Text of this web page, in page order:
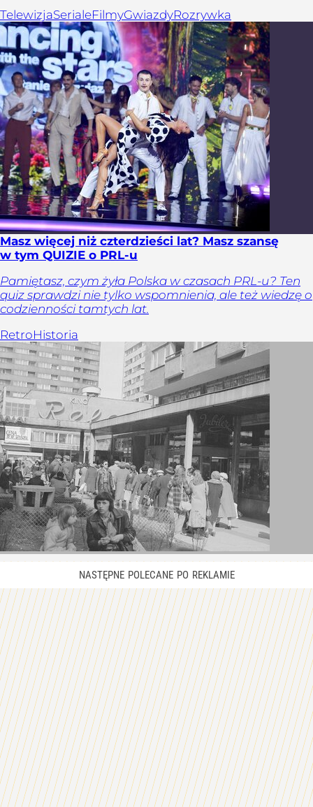
TelewizjaSerialeFilmyGwiazdyRozrywka
Masz więcej niż czterdzieści lat? Masz szansę
w tym QUIZIE o PRL-u
Pamiętasz, czym żyła Polska w czasach PRL-u? Ten
quiz sprawdzi nie tylko wspomnienia, ale też wiedzę o
codzienności tamtych lat.
RetroHistoria